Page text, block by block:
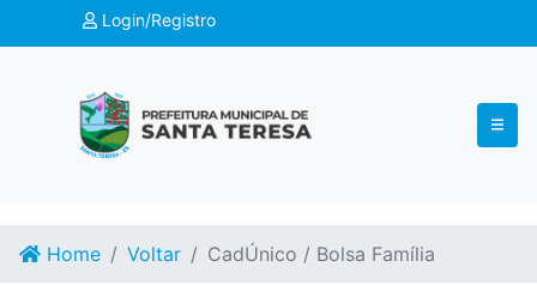
Login/Registro
Home Voltar CadÚnico / Bolsa Família